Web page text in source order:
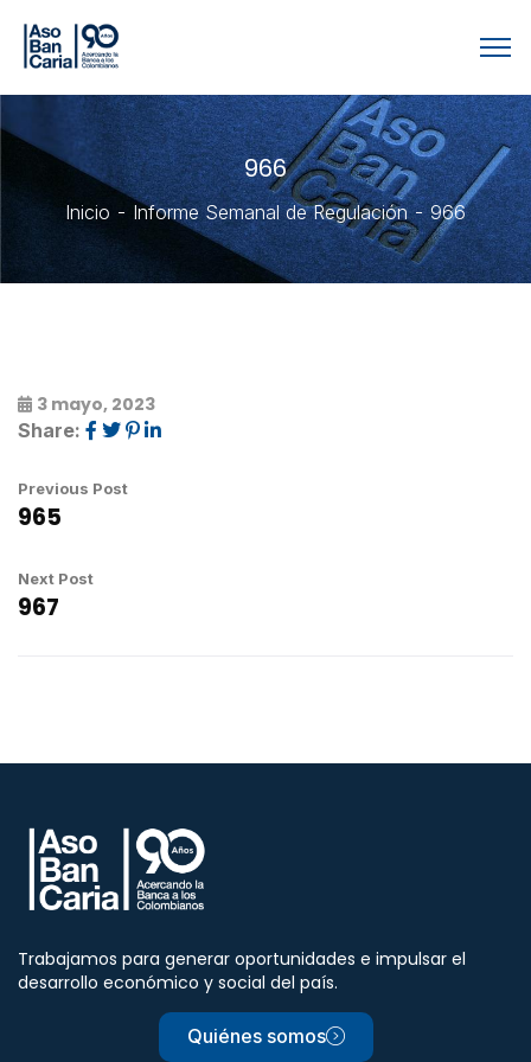
966
Inicio Informe Semanal de Regulación 966
3 mayo, 2023
Share:
Previous Post
965
Next Post
967
Trabajamos para generar oportunidades e impulsar el
desarrollo económico y social del país.
Quiénes somos